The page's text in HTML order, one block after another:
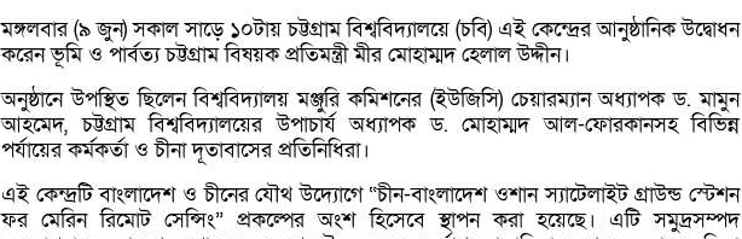
মঙ্গলবার (৯ জুন) সকাল সাড়ে ১০টায় চট্টগ্রাম বিশ্ববিদ্যালয়ে (চবি) এই কেন্দ্রের আনুষ্ঠানিক উদ্বোধন
করেন ভূমি ও পার্বত্য চট্টগ্রাম বিষয়ক প্রতিমন্ত্রীমীর মোহাম্মদ হেলাল উদ্দীন।
অনুষ্ঠানে উপস্থিত ছিলেন বিশ্ববিদ্যালয় মঞ্জুরি কমিশনের (ইউজিসি) চেয়ারম্যানঅধ্যাপক ড. মামুন
আহমেদ, চট্টগ্রাম বিশ্ববিদ্যালয়ের উপাচার্যঅধ্যাপক ড. মোহাম্মদ আল-ফোরকানসহ বিভিন্ন
পর্যায়ের কর্মকর্তা ও চীনা দূতাবাসের প্রতিনিধিরা।
এই কেন্দ্রটি বাংলাদেশ ও চীনের যৌথ উদ্যোগে “চীন-বাংলাদেশ ওশান স্যাটেলাইট গ্রাউন্ড স্টেশন
ফর মেরিন রিমোট সেন্সিং” প্রকল্পের অংশ হিসেবে স্থাপন করা হয়েছে। এটি সমুদ্রসম্পদ